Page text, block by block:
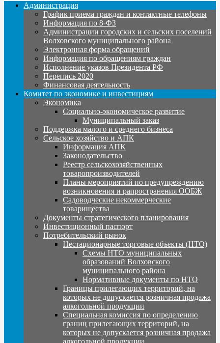
Администрация
График приема граждан и контактные телефоны
Информация по 8-ФЗ
Администрации городских и сельских поселений
Волховского муниципального района
Электронная форма обращений
Информация по обращениям граждан
Исполнение указов Президента РФ
Перепись 2020
Финансовая деятельность
Комитет по экономике и инвестициям
Экономика
Социально-экономическое развитие
Муниципальный заказ
Поддержка малого и среднего бизнеса
Сельское хозяйство и АПК
Информация АПК
Законодательство
Реестр сельскохозяйственных
товаропроизводителей
Планы мероприятий по предупреждению
возникновения и рапространения ООБЖ
Садоводческие некоммерческие
товарищества
Документы стратегического планирования
Инвестиционный паспорт
Потребительский рынок
Нестационарные торговые объекты (НТО)
Схемы НТО муниципальных
образований Волховского
муниципального района
Нормативные документы по НТО
Границы прилегающих территорий, на
которых не допускается розничная продажа
алкогольной продукции
Специальная комиссия по определению
границ прилегающих территорий, на
которых не допускается розничная продажа
алкогольной продукции